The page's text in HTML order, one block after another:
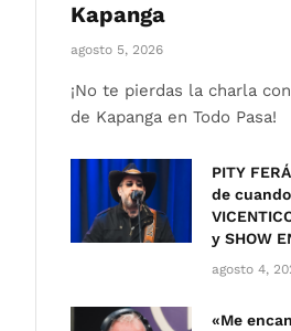
Kapanga
agosto 5, 2026
¡No te pierdas la charla
de Kapanga en Todo Pasa!
PITY
de
y SHOW
agosto 4,
«Me